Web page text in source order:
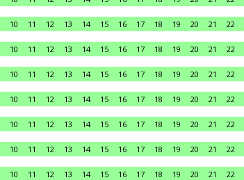
10 11 12 13 14 15 16 17 18 19 20 21 22
10 11 12 13 14 15 16 17 18 19 20 21 22
10 11 12 13 14 15 16 17 18 19 20 21 22
10 11 12 13 14 15 16 17 18 19 20 21 22
10 11 12 13 14 15 16 17 18 19 20 21 22
10 11 12 13 14 15 16 17 18 19 20 21 22
10 11 12 13 14 15 16 17 18 19 20 21 22